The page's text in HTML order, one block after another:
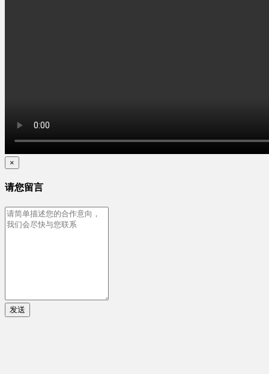
×
请您留言
发送